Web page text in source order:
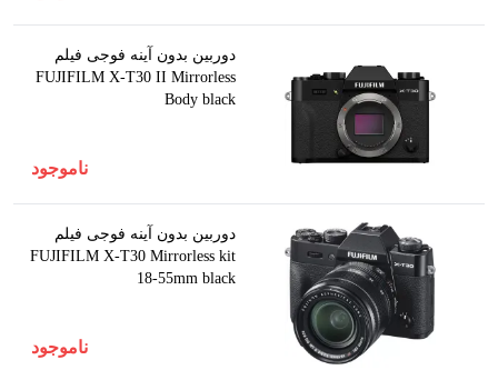
دوربین بدون آینه فوجی فیلم
FUJIFILM X-T30 II Mirrorless
Body black
ناموجود
دوربین بدون آینه فوجی فیلم
FUJIFILM X-T30 Mirrorless kit
18-55mm black
ناموجود